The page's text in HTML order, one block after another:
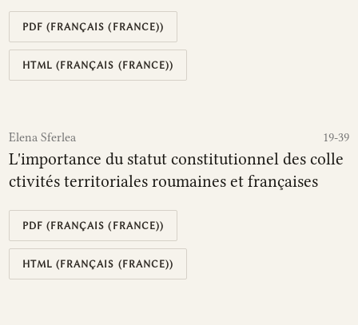
PDF (FRANÇAIS (FRANCE))
HTML (FRANÇAIS (FRANCE))
Elena Sferlea 19-39
L'importance du statut constitutionnel des colle
ctivités territoriales roumaines et françaises
PDF (FRANÇAIS (FRANCE))
HTML (FRANÇAIS (FRANCE))